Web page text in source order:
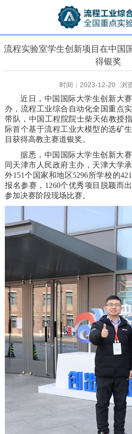
流程实验室学生创新项目在中国
得银奖
时间：2023-12-20 浏
近日，中国国际大学生创新大
办，流程工业综合自动化全国重点
带队，中国工程院院士柴天佑教授
际首个基于流程工业大模型的选矿
目获得高教主赛道银奖。
据悉，中国国际大学生创新大
同天津市人民政府主办，天津大学
外151个国家和地区5296所学校的
报名参赛，1260个优秀项目脱颖而
参加决赛阶段现场比赛。